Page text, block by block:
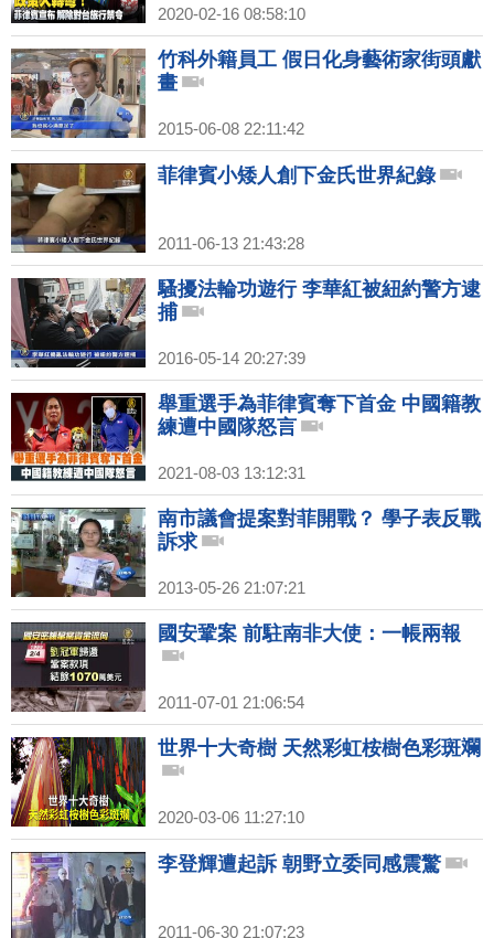
2020-02-16 08:58:10
竹科外籍員工 假日化身藝術家街頭獻
畫
2015-06-08 22:11:42
菲律賓小矮人創下金氏世界紀錄
2011-06-13 21:43:28
騷擾法輪功遊行 李華紅被紐約警方逮
捕
2016-05-14 20:27:39
舉重選手為菲律賓奪下首金 中國籍教
練遭中國隊怒言
2021-08-03 13:12:31
南市議會提案對菲開戰？ 學子表反戰
訴求
2013-05-26 21:07:21
國安鞏案 前駐南非大使：一帳兩報
2011-07-01 21:06:54
世界十大奇樹 天然彩虹桉樹色彩斑斕
2020-03-06 11:27:10
李登輝遭起訴 朝野立委同感震驚
2011-06-30 21:07:23